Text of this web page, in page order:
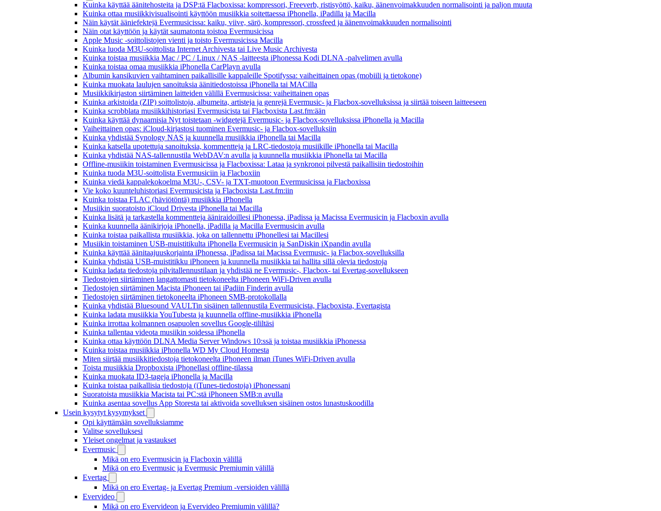
Kuinka käyttää äänitehosteita ja DSP:tä Flacboxissa: kompressori, Freeverb, ristisyöttö, kaiku, äänenvoimakkuuden normalisointi ja paljon muuta
Kuinka ottaa musiikkivisualisointi käyttöön musiikkia soitettaessa iPhonella, iPadilla ja Macilla
Näin käytät ääniefektejä Evermusicissa: kaiku, viive, särö, kompressori, crossfeed ja äänenvoimakkuuden normalisointi
Näin otat käyttöön ja käytät saumatonta toistoa Evermusicissa
Apple Music -soittolistojen vienti ja toisto Evermusicissa Macilla
Kuinka luoda M3U-soittolista Internet Archivesta tai Live Music Archivesta
Kuinka toistaa musiikkia Mac / PC / Linux / NAS -laitteesta iPhonessa Kodi DLNA -palvelimen avulla
Kuinka toistaa omaa musiikkia iPhonella CarPlayn avulla
Albumin kansikuvien vaihtaminen paikallisille kappaleille Spotifyssa: vaiheittainen opas (mobiili ja tietokone)
Kuinka muokata laulujen sanoituksia äänitiedostoissa iPhonella tai MACilla
Musiikkikirjaston siirtäminen laitteiden välillä Evermusicissa: vaiheittainen opas
Kuinka arkistoida (ZIP) soittolistoja, albumeita, artisteja ja genrejä Evermusic- ja Flacbox-sovelluksissa ja siirtää toiseen laitteeseen
Kuinka scrobblata musiikkihistoriasi Evermusicista tai Flacboxista Last.fm:ään
Kuinka käyttää dynaamisia Nyt toistetaan -widgetejä Evermusic- ja Flacbox-sovelluksissa iPhonella ja Macilla
Vaiheittainen opas: iCloud-kirjastosi tuominen Evermusic- ja Flacbox-sovelluksiin
Kuinka yhdistää Synology NAS ja kuunnella musiikkia iPhonella tai Macilla
Kuinka katsella upotettuja sanoituksia, kommentteja ja LRC-tiedostoja musiikille iPhonella tai Macilla
Kuinka yhdistää NAS-tallennustila WebDAV:n avulla ja kuunnella musiikkia iPhonella tai Macilla
Offline-musiikin toistaminen Evermusicissa ja Flacboxissa: Lataa ja synkronoi pilvestä paikallisiin tiedostoihin
Kuinka tuoda M3U-soittolista Evermusiciin ja Flacboxiin
Kuinka viedä kappalekokoelma M3U-, CSV- ja TXT-muotoon Evermusicissa ja Flacboxissa
Vie koko kuunteluhistoriasi Evermusicista ja Flacboxista Last.fm:iin
Kuinka toistaa FLAC (häviötöntä) musiikkia iPhonella
Musiikin suoratoisto iCloud Drivesta iPhonella tai Macilla
Kuinka lisätä ja tarkastella kommentteja ääniraidoillesi iPhonessa, iPadissa ja Macissa Evermusicin ja Flacboxin avulla
Kuinka kuunnella äänikirjoja iPhonella, iPadilla ja Macilla Evermusicin avulla
Kuinka toistaa paikallista musiikkia, joka on tallennettu iPhonellesi tai Macillesi
Musiikin toistaminen USB-muistitikulta iPhonella Evermusicin ja SanDiskin iXpandin avulla
Kuinka käyttää äänitaajuuskorjainta iPhonessa, iPadissa tai Macissa Evermusic- ja Flacbox-sovelluksilla
Kuinka yhdistää USB-muistitikku iPhoneen ja kuunnella musiikkia tai hallita sillä olevia tiedostoja
Kuinka ladata tiedostoja pilvitallennustilaan ja yhdistää ne Evermusic-, Flacbox- tai Evertag-sovellukseen
Tiedostojen siirtäminen langattomasti tietokoneelta iPhoneen WiFi-Driven avulla
Tiedostojen siirtäminen Macista iPhoneen tai iPadiin Finderin avulla
Tiedostojen siirtäminen tietokoneelta iPhoneen SMB-protokollalla
Kuinka yhdistää Bluesound VAULTin sisäinen tallennustila Evermusicista, Flacboxista, Evertagista
Kuinka ladata musiikkia YouTubesta ja kuunnella offline-musiikkia iPhonella
Kuinka irrottaa kolmannen osapuolen sovellus Google-tililtäsi
Kuinka tallentaa videota musiikin soidessa iPhonella
Kuinka ottaa käyttöön DLNA Media Server Windows 10:ssä ja toistaa musiikkia iPhonessa
Kuinka toistaa musiikkia iPhonella WD My Cloud Homesta
Miten siirtää musiikkitiedostoja tietokoneelta iPhoneen ilman iTunes WiFi-Driven avulla
Toista musiikkia Dropboxista iPhonellasi offline-tilassa
Kuinka muokata ID3-tageja iPhonella ja Macilla
Kuinka toistaa paikallisia tiedostoja (iTunes-tiedostoja) iPhonessani
Suoratoista musiikkia Macista tai PC:stä iPhoneen SMB:n avulla
Kuinka asentaa sovellus App Storesta tai aktivoida sovelluksen sisäinen ostos lunastuskoodilla
Usein kysytyt kysymykset
Opi käyttämään sovelluksiamme
Valitse sovelluksesi
Yleiset ongelmat ja vastaukset
Evermusic
Mikä on ero Evermusicin ja Flacboxin välillä
Mikä on ero Evermusic ja Evermusic Premiumin välillä
Evertag
Mikä on ero Evertag- ja Evertag Premium -versioiden välillä
Evervideo
Mikä on ero Evervideon ja Evervideo Premiumin välillä?